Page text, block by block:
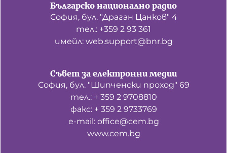
Българско национално радио
София, бул. "Драган Цанков" 4
тел.: +359 2 93 361
имейл: web.support@bnr.bg
Съвет за електронни медии
София, бул. "Шипченски проход" 69
тел.: + 359 2 9708810
факс: + 359 2 9733769
е-mail: office@cem.bg
www.cem.bg